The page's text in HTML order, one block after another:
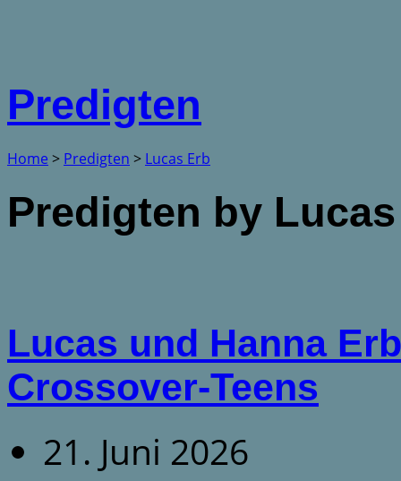
Predigten
Home > Predigten > Lucas Erb
Predigten by
Lucas und Hanna
Crossover-Teens
21. Juni 2026